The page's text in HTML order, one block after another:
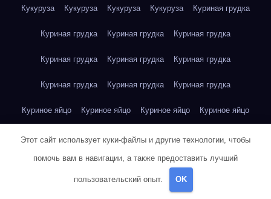
Кукуруза Кукуруза Кукуруза Кукуруза Куриная грудка
Куриная грудка Куриная грудка Куриная грудка
Куриная грудка Куриная грудка Куриная грудка
Куриная грудка Куриная грудка Куриная грудка
Куриное яйцо Куриное яйцо Куриное яйцо Куриное яйцо
Куриное яйцо Куриное яйцо Куриное яйцо
Куриное яйцо Куриное яйцо Куриное яйцо
Этот сайт использует куки-файлы и другие технологии, чтобы
помочь вам в навигации, а также предоставить лучший
пользовательский опыт. OK